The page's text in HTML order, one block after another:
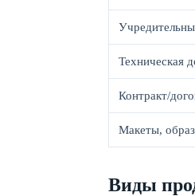
Техническая
Контракт/
Макеты,
Виды